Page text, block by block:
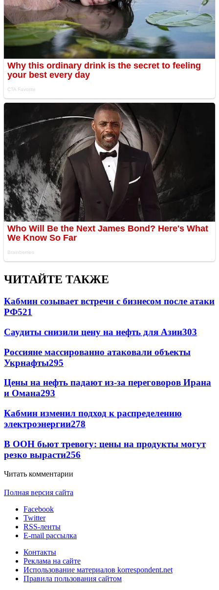
ЧИТАЙТЕ ТАКЖЕ
Кабмин созывает встречи с бизнесом после атаки
РФ521
Саудиты снизили цену на нефть для Азии303
Россияне массированно атаковали объекты
Укрнафты295
Цены на нефть падают из-за переговоров Ирана
и Омана293
Кабмин изменил подход к распределению
электроэнергии278
В ООН бьют тревогу: цены на продукты могут
резко вырасти256
Читать комментарии
Полная версия сайта
Facebook
Twitter
RSS-ленты
E-mail рассылка
Контакты
Реклама на сайте
Использование материалов korrespondent.net
Правила пользования сайтом